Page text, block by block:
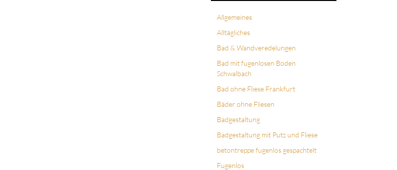
Allgemeines
Alltägliches
Bad & Wandveredelungen
Bad mit fugenlosen Boden
Schwalbach
Bad ohne Fliese Frankfurt
Bäder ohne Fliesen
Badgestaltung
Badgestaltung mit Putz und Fliese
betontreppe fugenlos gespachtelt
Fugenlos